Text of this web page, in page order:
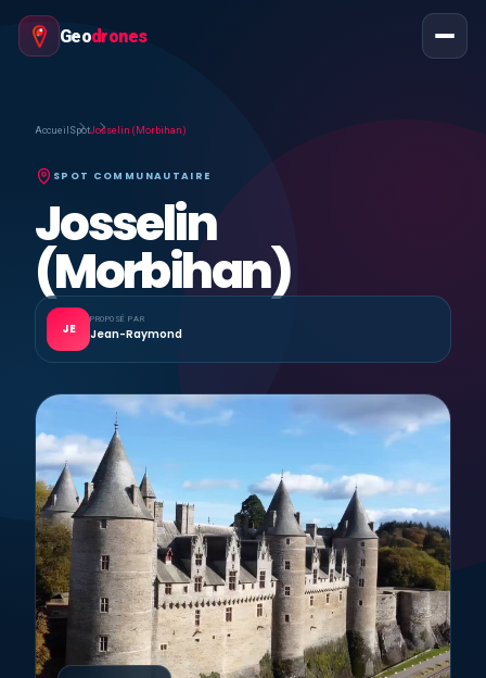
Geodrones
Accueil SpotJosselin (Morbihan)
SPOT COMMUNAUTAIRE
Josselin
(Morbihan)
JE
PROPOSÉ PAR
Jean-Raymond